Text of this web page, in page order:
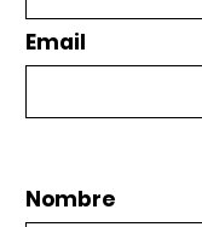
Email
Nombre